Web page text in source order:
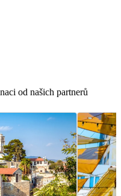
od našich partnerů